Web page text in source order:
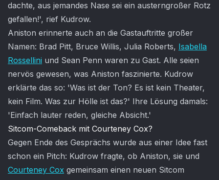
dachte, aus jemandes Nase sei ein austerngroßer Rotz
gefallen!', rief Kudrow.
Aniston erinnerte auch an die Gastauftritte großer
Namen: Brad Pitt, Bruce Willis, Julia Roberts, Isabella
Rossellini und Sean Penn waren zu Gast. Alle seien
nervös gewesen, was Aniston faszinierte. Kudrow
erklärte das so: 'Was ist der Ton? Es ist kein Theater,
kein Film. Was zur Hölle ist das?' Ihre Lösung damals:
'Einfach lauter reden, gleiche Absicht.'
Sitcom-Comeback mit Courteney Cox?
Gegen Ende des Gesprächs wurde aus einer Idee fast
schon ein Pitch: Kudrow fragte, ob Aniston, sie und
Courteney Cox gemeinsam einen neuen Sitcom